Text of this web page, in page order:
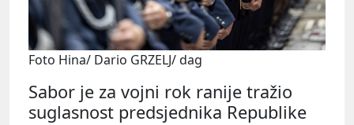
Foto Hina/ Dario GRZELJ/ dag
Sabor je za vojni rok ranije tražio
suglasnost predsjednika Republike